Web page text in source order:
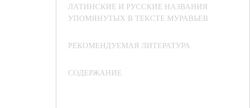
ЛАТИНСКИЕ И РУССКИЕ НАЗВАНИЯ
УПОМЯНУТЫХ В ТЕКСТЕ МУРАВЬЕВ
РЕКОМЕНДУЕМАЯ ЛИТЕРАТУРА
СОДЕРЖАНИЕ